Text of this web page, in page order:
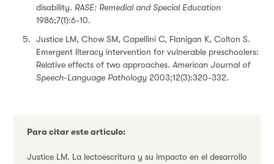
disability. RASE: Remedial and Special Education
1986;7(1):6-10.
Justice LM, Chow SM, Capellini C, Flanigan K, Colton S.
Emergent literacy intervention for vulnerable preschoolers:
Relative effects of two approaches. American Journal of
Speech-Language Pathology 2003;12(3):320-332.
Para citar este artículo:
Justice LM. La lectoescritura y su impacto en el desarrollo